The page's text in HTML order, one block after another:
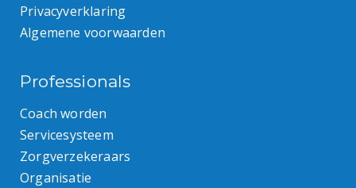
Privacyverklaring
Algemene voorwaarden
Professionals
Coach worden
Servicesysteem
Zorgverzekeraars
Organisatie